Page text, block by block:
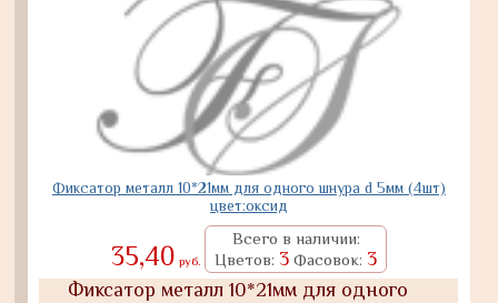
Фиксатор металл 10*21мм для одного шнура d 5мм (4шт)
цвет:оксид
35,40 руб.
Всего в наличии:
Цветов: 3 Фасовок: 3
Фиксатор металл 10*21мм для одного